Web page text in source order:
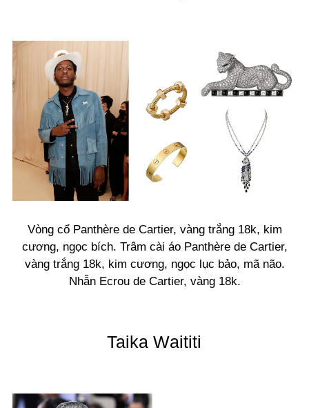
Vòng cổ Panthère de Cartier, vàng trắng 18k, kim
cương, ngọc bích. Trâm cài áo Panthère de Cartier,
vàng trắng 18k, kim cương, ngọc lục bảo, mã não.
Nhẫn Ecrou de Cartier, vàng 18k.
Taika Waititi